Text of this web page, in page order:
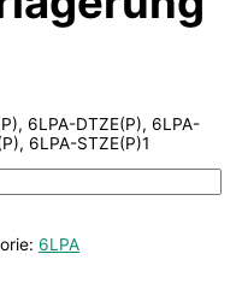
6LPA-DTZE(P), 6LPA-
6LPA-STZE(P)1
6LPA